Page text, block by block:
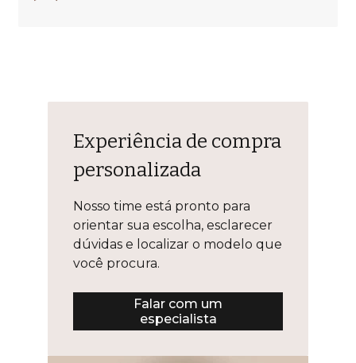
Experiência de compra
personalizada
Nosso time está pronto para
orientar sua escolha, esclarecer
dúvidas e localizar o modelo que
você procura.
Falar com um
especialista